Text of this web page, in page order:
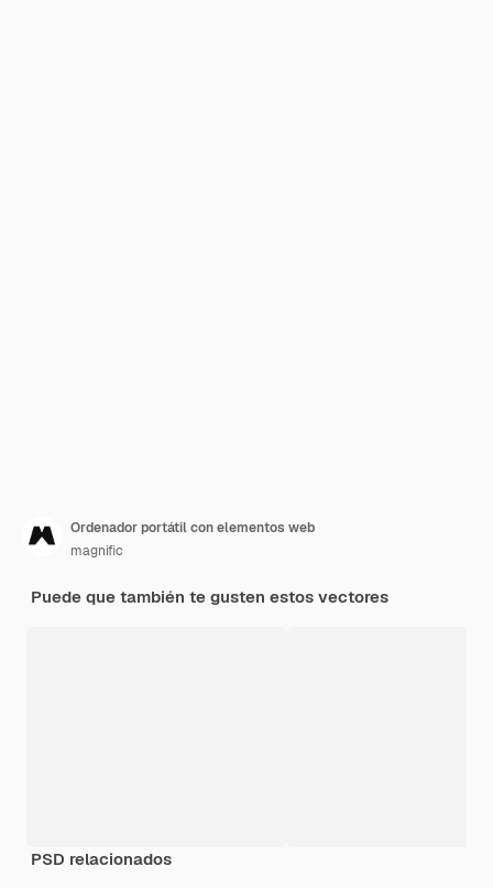
Ordenador portátil con elementos web
magnific
Puede que también te gusten estos vectores
PSD relacionados